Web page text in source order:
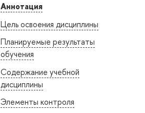
Аннотация
Цель освоения дисциплины
Планируемые результаты
обучения
Содержание учебной
дисциплины
Элементы контроля